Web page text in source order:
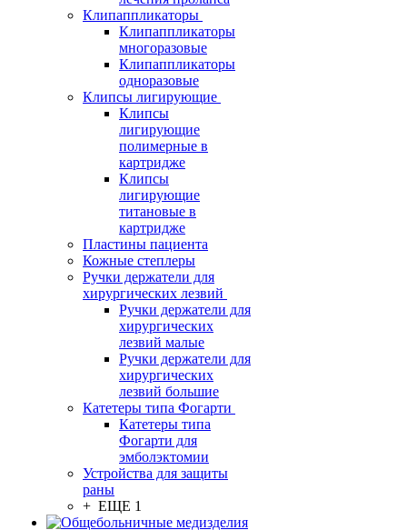
Клипаппликаторы
Клипаппликаторы
многоразовые
Клипаппликаторы
одноразовые
Клипсы лигирующие
Клипсы
лигирующие
полимерные в
картридже
Клипсы
лигирующие
титановые в
картридже
Пластины пациента
Кожные степлеры
Ручки держатели для
хирургических лезвий
Ручки держатели для
хирургических
лезвий малые
Ручки держатели для
хирургических
лезвий большие
Катетеры типа Фогарти
Катетеры типа
Фогарти для
эмболэктомии
Устройства для защиты
раны
+ ЕЩЕ 1